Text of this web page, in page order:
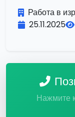
Работа в
25.11.2025
Нажмите